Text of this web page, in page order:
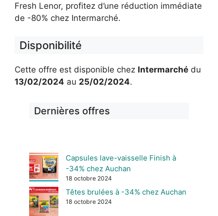
Fresh Lenor, profitez d’une réduction immédiate
de -80% chez Intermarché.
Disponibilité
Cette offre est disponible chez Intermarché du
13/02/2024 au 25/02/2024.
Dernières offres
Capsules lave-vaisselle Finish à
-34% chez Auchan
18 octobre 2024
Têtes brulées à -34% chez Auchan
18 octobre 2024